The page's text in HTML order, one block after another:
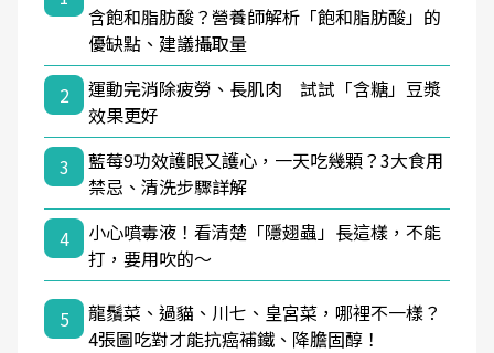
含飽和脂肪酸？營養師解析「飽和脂肪酸」的
優缺點、建議攝取量
2
運動完消除疲勞、長肌肉 試試「含糖」豆漿
效果更好
3
藍莓9功效護眼又護心，一天吃幾顆？3大食用
禁忌、清洗步驟詳解
4
小心噴毒液！看清楚「隱翅蟲」長這樣，不能
打，要用吹的～
5
龍鬚菜、過貓、川七、皇宮菜，哪裡不一樣？
4張圖吃對才能抗癌補鐵、降膽固醇！